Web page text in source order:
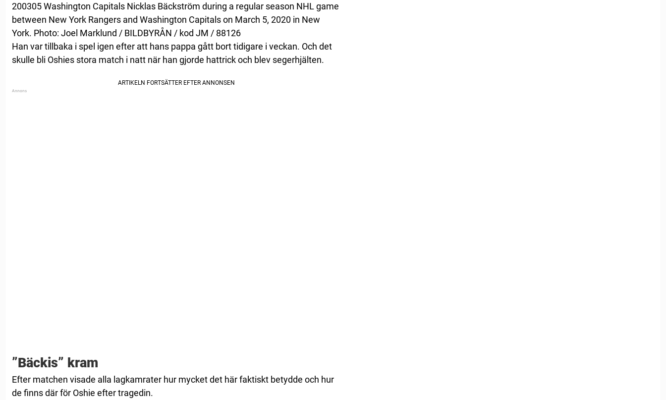
200305 Washington Capitals Nicklas Bäckström during a regular season NHL game
between New York Rangers and Washington Capitals on March 5, 2020 in New
York. Photo: Joel Marklund / BILDBYRÅN / kod JM / 88126
Han var tillbaka i spel igen efter att hans pappa gått bort tidigare i veckan. Och det
skulle bli Oshies stora match i natt när han gjorde hattrick och blev segerhjälten.
”Bäckis” kram
Efter matchen visade alla lagkamrater hur mycket det här faktiskt betydde och hur
de finns där för Oshie efter tragedin.